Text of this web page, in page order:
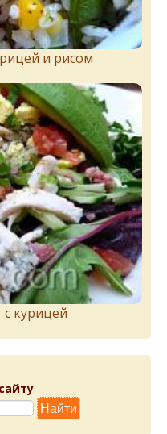
и рисом
курицей